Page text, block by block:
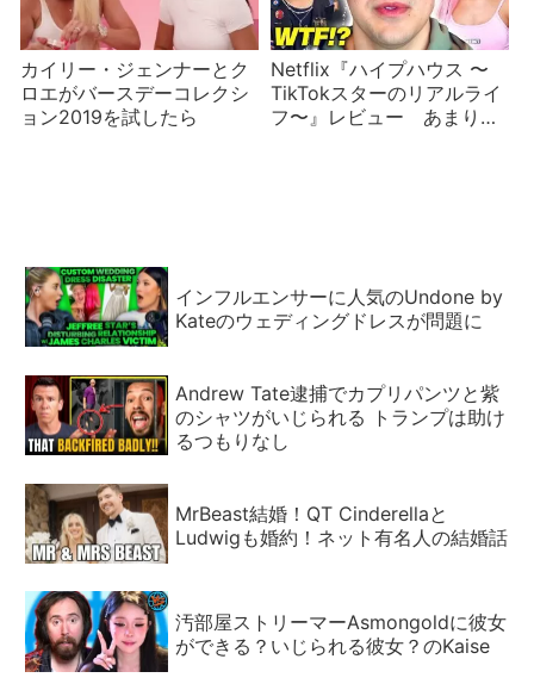
カイリー・ジェンナーとク
ロエがバースデーコレクシ
ョン2019を試したら
Netflix『ハイプハウス 〜
TikTokスターのリアルライ
フ〜』レビュー あまりに
インフルエンサーに人気のUndone by
Kateのウェディングドレスが問題に
Andrew Tate逮捕でカプリパンツと紫
のシャツがいじられる トランプは助け
るつもりなし
MrBeast結婚！QT Cinderellaと
Ludwigも婚約！ネット有名人の結婚話
汚部屋ストリーマーAsmongoldに彼女
ができる？いじられる彼女？のKaise